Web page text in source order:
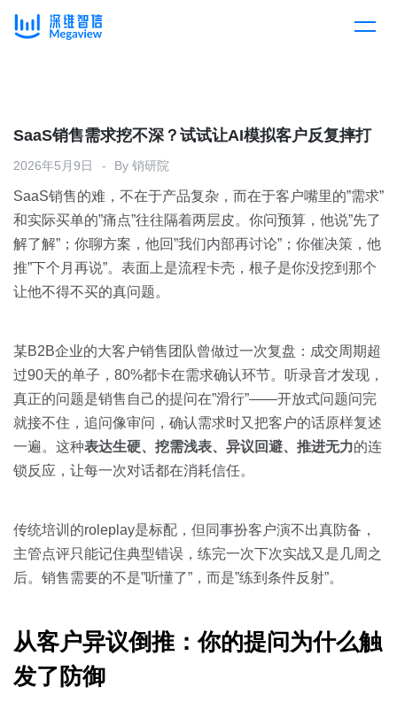
产品总览
下载客户端
解决方案
企业服务
消费医疗
汽车
房地产
金融
销售人员
按业务场景
开放平台
定价
资源中心
资源中心
全部
销售会话智能
关于我们
预约演示
SaaS销售需求挖不深？试试让AI模拟客户反复摔打
2026年5月9日 By 销研院
SaaS销售的难，不在于产品复杂，而在于客户嘴里的”需求”
和实际买单的”痛点”往往隔着两层皮。你问预算，他说”先了
解了解”；你聊方案，他回”我们内部再讨论”；你催决策，他
推”下个月再说”。表面上是流程卡壳，根子是你没挖到那个
让他不得不买的真问题。
某B2B企业的大客户销售团队曾做过一次复盘：成交周期超
过90天的单子，80%都卡在需求确认环节。听录音才发现，
真正的问题是销售自己的提问在”滑行”——开放式问题问完
就接不住，追问像审问，确认需求时又把客户的话原样复述
一遍。这种表达生硬、挖需浅表、异议回避、推进无力的连
锁反应，让每一次对话都在消耗信任。
传统培训的roleplay是标配，但同事扮客户演不出真防备，
主管点评只能记住典型错误，练完一次下次实战又是几周之
后。销售需要的不是”听懂了”，而是”练到条件反射”。
从客户异议倒推：你的提问为什么触
发了防御